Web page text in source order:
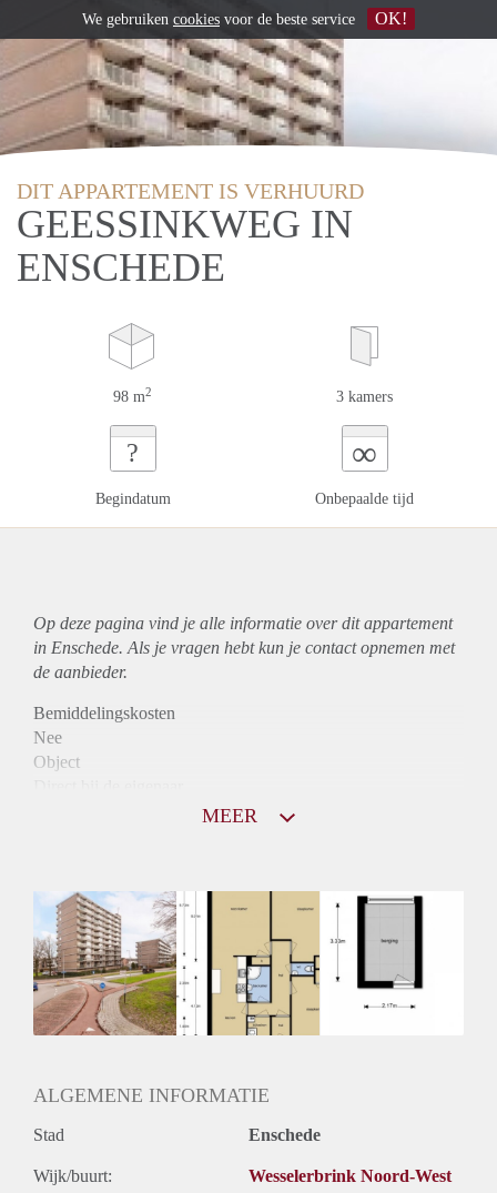
DIT APPARTEMENT IS VERHUURD
GEESSINKWEG IN
ENSCHEDE
98 m2 3 kamers
?
Begindatum
∞
Onbepaalde tijd
Op deze pagina vind je alle informatie over ditappartement
in Enschede. Als je vragen hebt kun je contact opnemen met
de aanbieder.
Bemiddelingskosten
Nee
Object
Huurtoeslag
Mogelijk
Inkomen eis
N.V.T.
Huurtermijn
Onbepaalde termijn
MEER
ALGEMENE INFORMATIE
Stad Enschede
Wijk/buurt: Wesselerbrink Noord-West
We gebruiken cookies voor de beste service OK!